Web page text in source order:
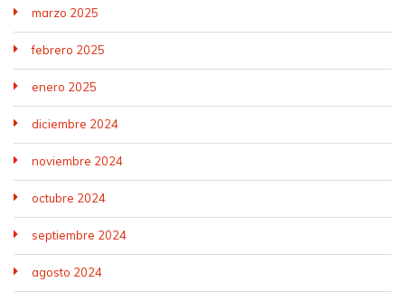
marzo 2025
febrero 2025
enero 2025
diciembre 2024
noviembre 2024
octubre 2024
septiembre 2024
agosto 2024